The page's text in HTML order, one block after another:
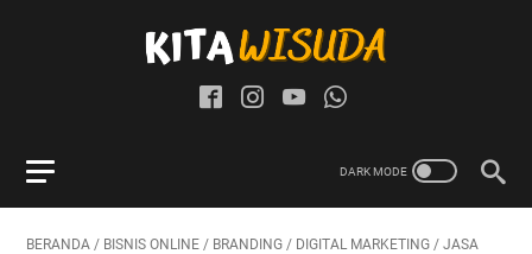
BERANDA / BISNIS ONLINE / BRANDING / DIGITAL MARKETING / JASA